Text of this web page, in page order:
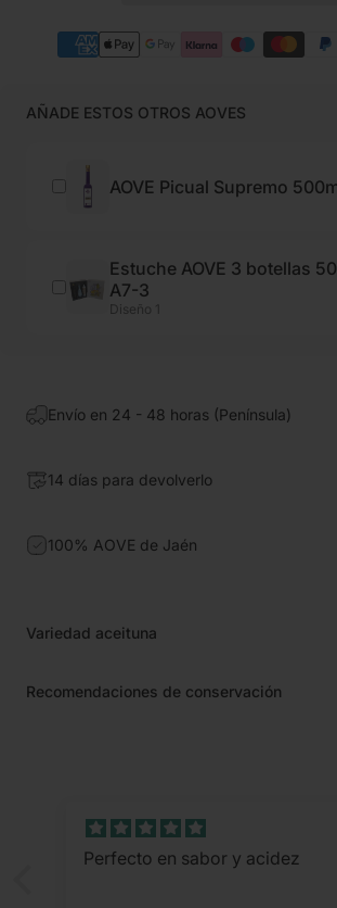
AÑADE ESTOS OTROS AOVES
AOVE Picual Supremo
Estuche AOVE 3 botellas
A7-3
Diseño 1
Envío en 24 - 48 horas (Península)
14 días para devolverlo
100% AOVE de Jaén
Variedad aceituna
Recomendaciones de conservación
Sólo lo he probado en tostada